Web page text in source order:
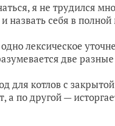
я не трудился
и назвать себя в
лексическое
две
для котлов с
а по другой —